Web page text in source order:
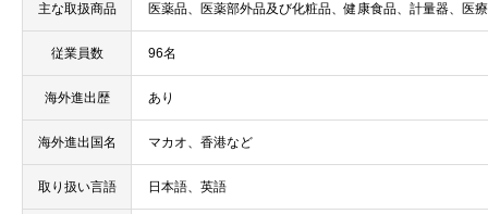
主な取扱商品 医薬品、医薬部外品及び化粧品、健康食品、計量器、医
従業員数 96名
海外進出歴 あり
海外進出国名 マカオ、香港など
取り扱い言語 日本語、英語